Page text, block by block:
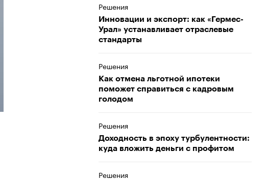
Решения
Инновации и экспорт: как «Гермес-
Урал» устанавливает отраслевые
стандарты
Решения
Как отмена льготной ипотеки
поможет справиться с кадровым
голодом
Решения
Доходность в эпоху турбулентности:
куда вложить деньги с профитом
Решения